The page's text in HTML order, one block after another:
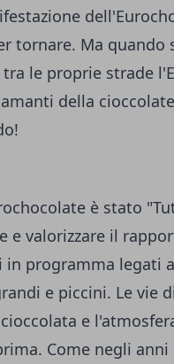
tornare. Ma quando
le proprie strade
della
è stato
e valorizzare il
programma legati
e piccini. Le vie
e
Come negli